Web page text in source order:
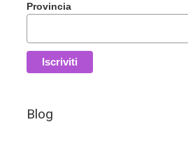
Provincia
Blog